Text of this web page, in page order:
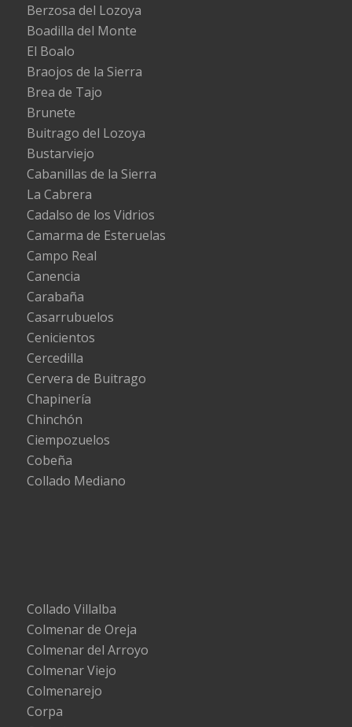
Berzosa del Lozoya
Boadilla del Monte
El Boalo
Braojos de la Sierra
Brea de Tajo
Brunete
Buitrago del Lozoya
Bustarviejo
Cabanillas de la Sierra
La Cabrera
Cadalso de los Vidrios
Camarma de Esteruelas
Campo Real
Canencia
Carabaña
Casarrubuelos
Cenicientos
Cercedilla
Cervera de Buitrago
Chapinería
Chinchón
Ciempozuelos
Cobeña
Collado Mediano
Collado Villalba
Colmenar de Oreja
Colmenar del Arroyo
Colmenar Viejo
Colmenarejo
Corpa